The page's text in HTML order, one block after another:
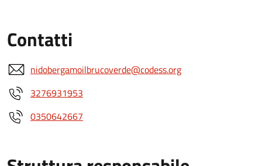
Contatti
nidobergamoilbrucoverde@codess.org
3276931953
0350642667